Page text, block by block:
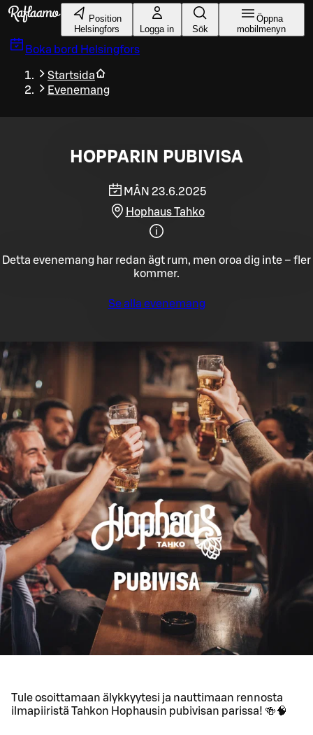
Gå till huvudinnehållet
Position
Helsingfors
Logga in Sök
Öppna
mobilmenyn
Boka bord Helsingfors
Startsida
Evenemang
HOPPARIN PUBIVISA
MÅN 23.6.2025
Hophaus Tahko
Detta evenemang har redan ägt rum, men oroa dig inte – fler
kommer.
Se alla evenemang
Tule osoittamaan älykkyytesi ja nauttimaan rennosta
ilmapiiristä Tahkon Hophausin pubivisan parissa! 🍻🧠